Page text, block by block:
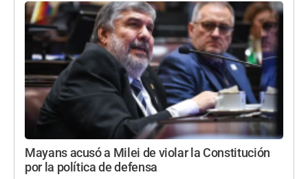
Mayans acusó a Milei de violar la Constitución
por la política de defensa